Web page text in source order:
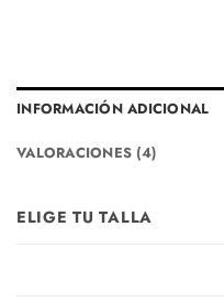
INFORMACIÓN ADICIONAL
VALORACIONES (4)
ELIGE TU TALLA